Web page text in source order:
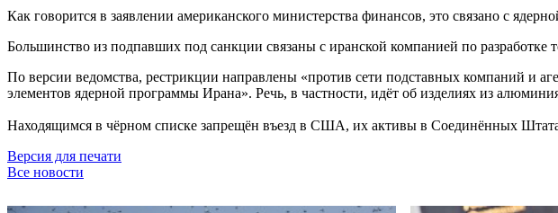
Как говорится в заявлении американского министерства финансов, это связано с
Большинство из подпавших под санкции связаны с иранской компанией по
По версии ведомства, рестрикции направлены «против сети подставных компаний и
элементов ядерной программы Ирана». Речь, в частности, идёт об изделиях из
Находящимся в чёрном списке запрещён въезд в США, их активы в Соединённых
Версия для печати
Все новости